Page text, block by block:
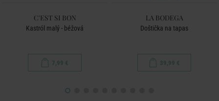
C'EST SI BON
Kastról malý - béžová
7,99 €
LA BODEGA
Doštička na tapas
39,99 €